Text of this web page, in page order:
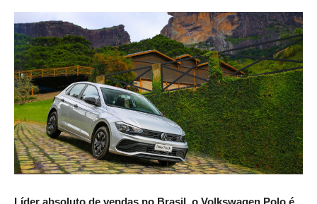
Líder absoluto de vendas no Brasil, o Volkswagen Polo é